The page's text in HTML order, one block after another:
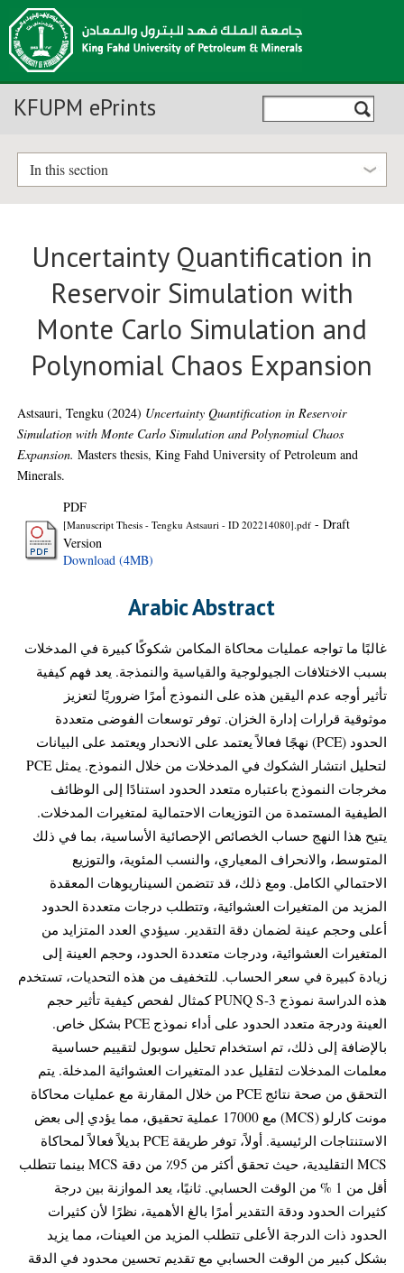
KFUPM ePrints
In this section
Uncertainty Quantification in
Reservoir Simulation with
Monte Carlo Simulation and
Polynomial Chaos Expansion
Astsauri, Tengku (2024) Uncertainty Quantification in Reservoir
Simulation with Monte Carlo Simulation and Polynomial Chaos
Expansion. Masters thesis, King Fahd University of Petroleum and
Minerals.
PDF
[Manuscript Thesis - Tengku Astsauri - ID 202214080].pdf - Draft
Version
Download (4MB)
Arabic Abstract
غالبًا ما تواجه عمليات محاكاة المكامن شكوكًا كبيرة في المدخلات
بسبب الاختلافات الجيولوجية والقياسية والنمذجة. يعد فهم كيفية
تأثير أوجه عدم اليقين هذه على النموذج أمرًا ضروريًا لتعزيز
موثوقية قرارات إدارة الخزان. توفر توسعات الفوضى متعددة
الحدود (PCE) نهجًا فعالاً يعتمد على الانحدار ويعتمد على البيانات
لتحليل انتشار الشكوك في المدخلات من خلال النموذج. يمثل PCE
مخرجات النموذج باعتباره متعدد الحدود استنادًا إلى الوظائف
الطيفية المستمدة من التوزيعات الاحتمالية لمتغيرات المدخلات.
يتيح هذا النهج حساب الخصائص الإحصائية الأساسية، بما في ذلك
المتوسط، والانحراف المعياري، والنسب المئوية، والتوزيع
الاحتمالي الكامل. ومع ذلك، قد تتضمن السيناريوهات المعقدة
المزيد من المتغيرات العشوائية، وتتطلب درجات متعددة الحدود
أعلى وحجم عينة لضمان دقة التقدير. سيؤدي العدد المتزايد من
المتغيرات العشوائية، ودرجات متعددة الحدود، وحجم العينة إلى
زيادة كبيرة في سعر الحساب. للتخفيف من هذه التحديات، تستخدم
هذه الدراسة نموذج PUNQ S-3 كمثال لفحص كيفية تأثير حجم
العينة ودرجة متعدد الحدود على أداء نموذج PCE بشكل خاص.
بالإضافة إلى ذلك، تم استخدام تحليل سوبول لتقييم حساسية
معلمات المدخلات لتقليل عدد المتغيرات العشوائية المدخلة. يتم
التحقق من صحة نتائج PCE من خلال المقارنة مع عمليات محاكاة
مونت كارلو (MCS) مع 17000 عملية تحقيق، مما يؤدي إلى بعض
الاستنتاجات الرئيسية. أولاً، توفر طريقة PCE بديلاً فعالاً لمحاكاة
MCS التقليدية، حيث تحقق أكثر من 95٪ من دقة MCS بينما تتطلب
أقل من 1 % من الوقت الحسابي. ثانيًا، يعد الموازنة بين درجة
كثيرات الحدود ودقة التقدير أمرًا بالغ الأهمية، نظرًا لأن كثيرات
الحدود ذات الدرجة الأعلى تتطلب المزيد من العينات، مما يزيد
بشكل كبير من الوقت الحسابي مع تقديم تحسين محدود في الدقة